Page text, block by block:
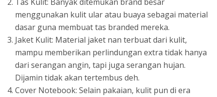
Tas Kulit: Banyak ditemukan brand besar
menggunakan kulit ular atau buaya sebagai material
dasar guna membuat tas branded mereka.
Jaket Kulit: Material jaket nan terbuat dari kulit,
mampu memberikan perlindungan extra tidak hanya
dari serangan angin, tapi juga serangan hujan.
Dijamin tidak akan tertembus deh.
Cover Notebook: Selain pakaian, kulit pun di era